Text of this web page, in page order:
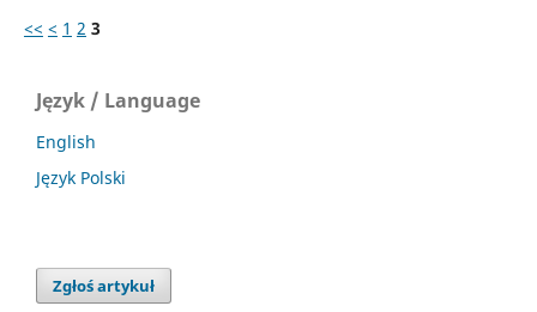
<< < 1 2 3
Język / Language
English
Język Polski
Zgłoś artykuł